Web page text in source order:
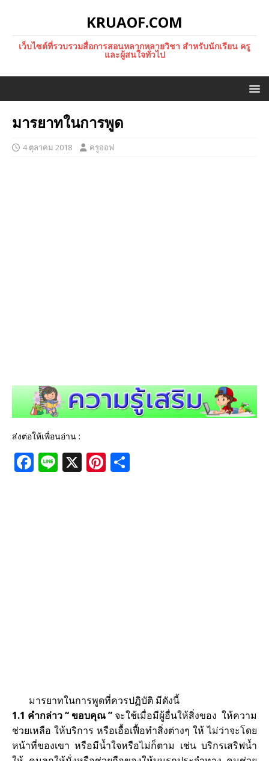
KRUAOF.COM
เว็บไซต์ที่รวบรวมสื่อการสอนหลากหลายวิชา สำหรับนักเรียน ครู
และผู้สนใจทั่วไป
มารยาทในการพูด
4 ตุลาคม 2018 ครูออฟ
ส่งต่อให้เพื่อนอ่าน :
F Li X Pi
มารยาทในการพูดที่ควรปฏิบัติ มีดังนี้
1.1 คำกล่าว “ ขอบคุณ ” จะใช้เมื่อมีผู้อื่นให้สิ่งของ ให้ความ
ช่วยเหลือ ให้บริการ หรือเอื้อเฟื้อทำสิ่งต่างๆ ให้ ไม่ว่าจะโดย
หน้าที่ของเขา หรือมีน้ำใจหรือไม่ก็ตาม เช่น บริกรเสริฟน้ำ